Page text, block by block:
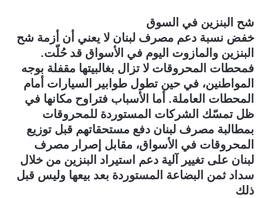
شح البنزين في السوق
خفض نسبة دعم مصرف لبنان لا يعني أن أزمة شح
البنزين والمازوت اليوم في الأسواق قد حُلّت.
فمحطات المحروقات لا تزال بغالبيتها مقفلة بوجه
المواطنين، في حين تطول طوابير السيارات أمام
المحطات العاملة. أما الأسباب فتراوح مكانها في
ظل تمسّك الشركات المستوردة للمحروقات
بمطالبة مصرف لبنان دفع مستحقاتهم قبل توزيع
المحروقات في الأسواق، مقابل إصرار مصرف
لبنان على تغيير آلية دعم استيراد البنزين من خلال
سداد ثمن البضاعة المستوردة بعد بيعها وليس قبل
ذلك